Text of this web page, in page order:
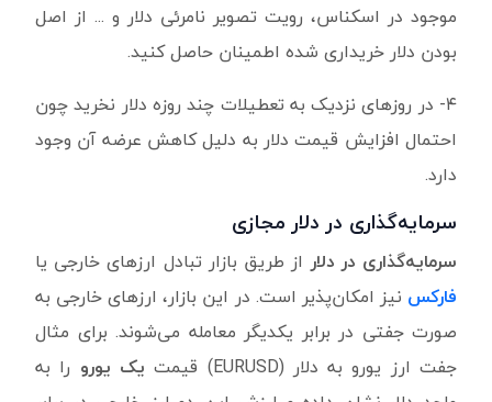
موجود در اسکناس، رویت تصویر نامرئی دلار و ... از اصل
بودن دلار خریداری شده اطمینان حاصل کنید.
۴- در روزهای نزدیک به تعطیلات چند روزه دلار نخرید چون
احتمال افزایش قیمت دلار به دلیل کاهش عرضه آن وجود
دارد.
سرمایه‌گذاری در دلار مجازی
سرمایه‌گذاری در دلاراز طریق بازار تبادل ارزهای خارجی یا
فارکس نیز امکان‌پذیر است. در این بازار، ارزهای خارجی به
صورت جفتی در برابر یکدیگر معامله می‌شوند. برای مثال
جفت ارز یورو به دلار (EURUSD) قیمت
یک یورو را به